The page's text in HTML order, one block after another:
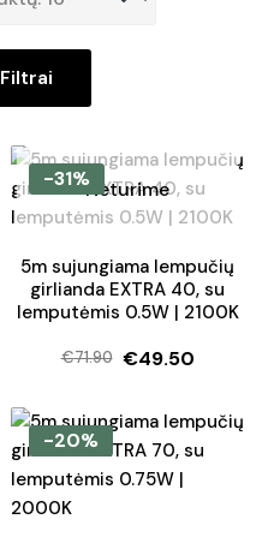
Filtrai
-31%Neturime
5m sujungiama lempučių
girlianda EXTRA 40, su
lemputėmis 0.5W | 2100K
€71.90
Original
was:
€71.90.
€49.50
Current
is:
€49.50.
-20%